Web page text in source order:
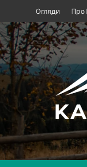
content
Огляди Про